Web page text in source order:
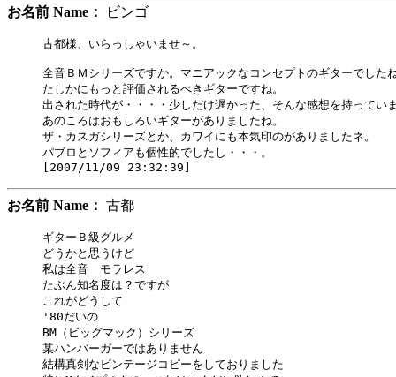
お名前 Name： ビンゴ
古都様、いらっしゃいませ～。
全音ＢＭシリーズですか。マニアックなコンセプトのギターでした
たしかにもっと評価されるべきギターですね。
出された時代が・・・・少しだけ遅かった、そんな感想を持ってい
あのころはおもしろいギターがありましたね。
ザ・カスガシリーズとか、カワイにも本気印のがありましたネ。
パブロとソフィアも個性的でしたし・・・。
お名前 Name： 古都
ギターＢ級グルメ
どうかと思うけど
私は全音　モラレス
たぶん知名度は？ですが
これがどうして
'80だいの
BM（ビッグマック）シリーズ
某ハンバーガーではありません
結構真剣なビンテージコピーをしておりました